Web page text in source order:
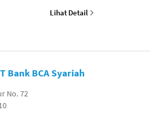
Lihat Detail
Bank BCA Syariah
No. 72